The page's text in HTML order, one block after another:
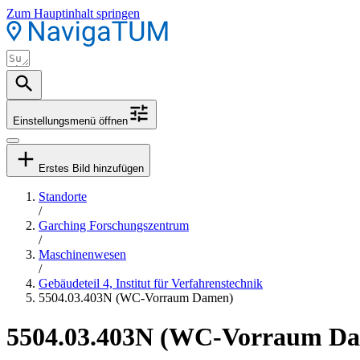
Zum Hauptinhalt springen
Einstellungsmenü öffnen
Erstes Bild hinzufügen
Standorte
/
Garching Forschungszentrum
/
Maschinenwesen
/
Gebäudeteil 4, Institut für Verfahrenstechnik
5504.03.403N (WC-Vorraum Damen)
5504.03.403N (WC-Vorraum